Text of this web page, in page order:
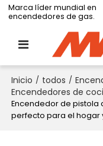
Marca líder mundial en
encendedores de gas.
Inicio / todos /
Encendedores de
Encendedor de pistola
perfecto para el